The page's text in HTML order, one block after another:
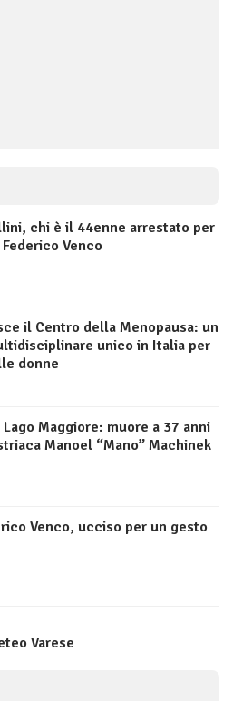
chi è il 44enne arrestato per
Venco
il Centro della Menopausa: un
unico in Italia per
donne
Maggiore: muore a 37 anni
Manoel “Mano” Machinek
Venco, ucciso per un gesto
Varese